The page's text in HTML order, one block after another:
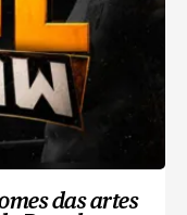
das artes